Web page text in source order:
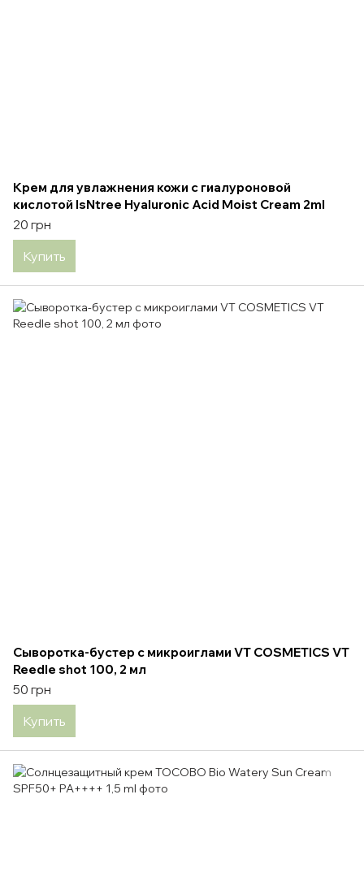
Крем для увлажнения кожи с гиалуроновой
кислотой IsNtree Hyaluronic Acid Moist Cream 2ml
20 грн
Купить
Сыворотка-бустер с микроиглами VT COSMETICS VT
Reedle shot 100, 2 мл
50 грн
Купить